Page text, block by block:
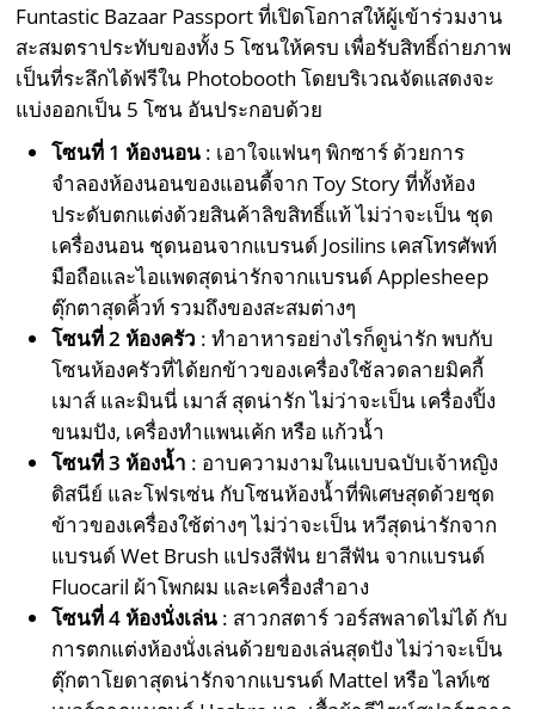
Funtastic Bazaar Passport ที่เปิดโอกาสให้ผู้เข้าร่วมงาน
สะสมตราประทับของทั้ง 5 โซนให้ครบ เพื่อรับสิทธิ์ถ่ายภาพ
เป็นที่ระลึกได้ฟรีใน Photobooth โดยบริเวณจัดแสดงจะ
แบ่งออกเป็น 5 โซน อันประกอบด้วย
โซนที่ 1ห้องนอน : เอาใจแฟนๆ พิกซาร์ ด้วยการ
จำลองห้องนอนของแอนดี้จาก Toy Story ที่ทั้งห้อง
ประดับตกแต่งด้วยสินค้าลิขสิทธิ์แท้ ไม่ว่าจะเป็น ชุด
เครื่องนอน ชุดนอนจากแบรนด์ Josilins เคสโทรศัพท์
มือถือและไอแพดสุดน่ารักจากแบรนด์ Applesheep
ตุ๊กตาสุดคิ้วท์ รวมถึงของสะสมต่างๆ
โซนที่2ห้องครัว : ทำอาหารอย่างไรก็ดูน่ารัก พบกับ
โซนห้องครัวที่ได้ยกข้าวของเครื่องใช้ลวดลายมิคกี้
เมาส์ และมินนี่ เมาส์ สุดน่ารัก ไม่ว่าจะเป็น เครื่องปิ้ง
ขนมปัง, เครื่องทำแพนเค้ก หรือ แก้วน้ำ
โซนที่3ห้องน้ำ : อาบความงามในแบบฉบับเจ้าหญิง
ดิสนีย์ และโฟรเซ่น กับโซนห้องน้ำที่พิเศษสุดด้วยชุด
ข้าวของเครื่องใช้ต่างๆ ไม่ว่าจะเป็น หวีสุดน่ารักจาก
แบรนด์ Wet Brush แปรงสีฟัน ยาสีฟัน จากแบรนด์
Fluocaril ผ้าโพกผม และเครื่องสำอาง
โซนที่4ห้องนั่งเล่น : สาวกสตาร์ วอร์สพลาดไม่ได้ กับ
การตกแต่งห้องนั่งเล่นด้วยของเล่นสุดปัง ไม่ว่าจะเป็น
ตุ๊กตาโยดาสุดน่ารักจากแบรนด์ Mattel หรือ ไลท์เซ